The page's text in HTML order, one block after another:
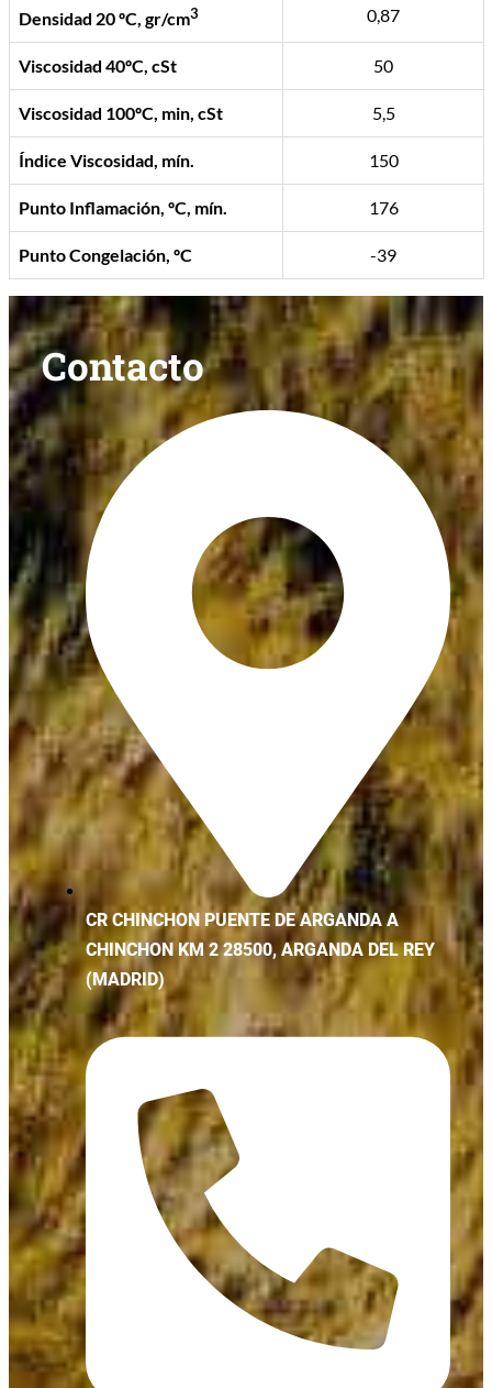
Densidad 20 ºC, gr/cm3 0,87
Viscosidad 40ºC, cSt 50
Viscosidad 100ºC, min, cSt 5,5
Índice Viscosidad, mín. 150
Punto Inflamación, ºC, mín. 176
Punto Congelación, ºC -39
Contacto
CR CHINCHON PUENTE DE ARGANDA A
CHINCHON KM 2 28500, ARGANDA DEL REY
(MADRID)